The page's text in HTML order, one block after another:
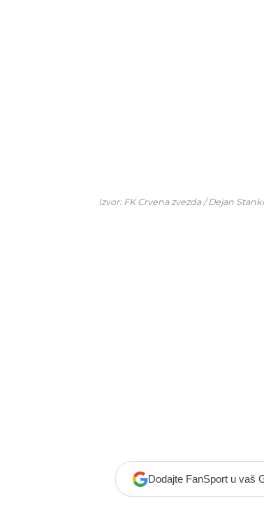
Izvor: FK Crvena zvezda / Dejan
Dodajte FanSport u vaš